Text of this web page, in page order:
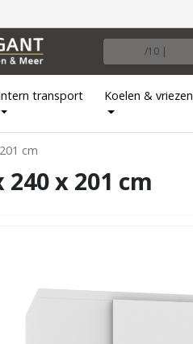
/10 |
transport Koelen & vriezen
cm
x 201 cm